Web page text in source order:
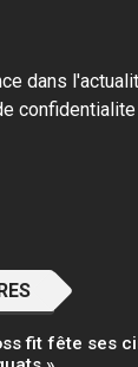
dans
confidentialite
fit fête ses